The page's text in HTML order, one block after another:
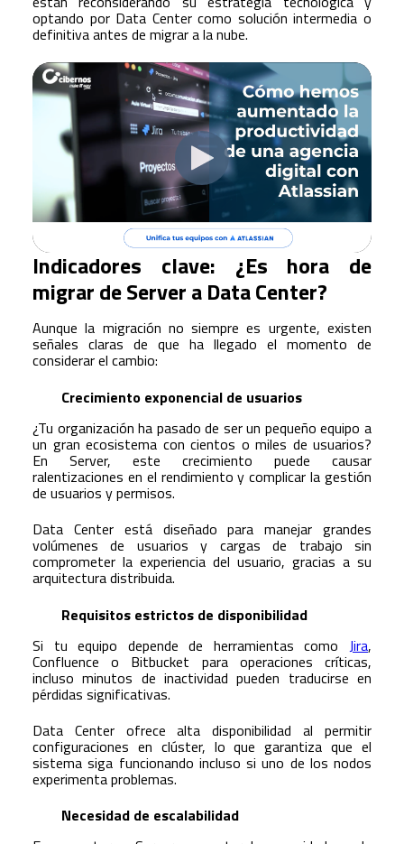
optando por Data Center como solución intermedia o
definitiva antes de migrar a la nube.
Indicadores clave: ¿Es hora de
migrar de Server a Data Center?
Aunque la migración no siempre es urgente, existen
señales claras de que ha llegado el momento de
considerar el cambio:
Crecimiento exponencial de usuarios
¿Tu organización ha pasado de ser un pequeño equipo a
un gran ecosistema con cientos o miles de usuarios?
En Server, este crecimiento puede causar
ralentizaciones en el rendimiento y complicar la gestión
de usuarios y permisos.
Data Center está diseñado para manejar grandes
volúmenes de usuarios y cargas de trabajo sin
comprometer la experiencia del usuario, gracias a su
arquitectura distribuida.
Requisitos estrictos de disponibilidad
Si tu equipo depende de herramientas como Jira,
Confluence o Bitbucket para operaciones críticas,
incluso minutos de inactividad pueden traducirse en
pérdidas significativas.
Data Center ofrece alta disponibilidad al permitir
configuraciones en clúster, lo que garantiza que el
sistema siga funcionando incluso si uno de los nodos
experimenta problemas.
Necesidad de escalabilidad